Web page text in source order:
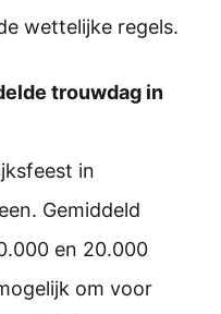
wettelijke regels.
trouwdag in
in
Gemiddeld
en 20.000
om voor